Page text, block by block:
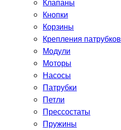
Клапаны
Кнопки
Корзины
Крепления патрубков
Модули
Моторы
Насосы
Патрубки
Петли
Прессостаты
Пружины